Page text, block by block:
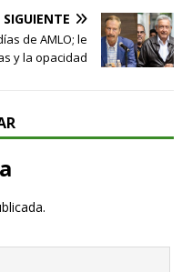
SIGUIENTE
de AMLO; le
y la opacidad